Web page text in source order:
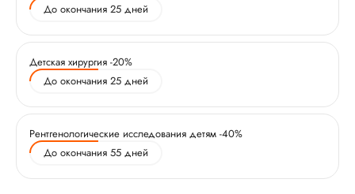
До окончания 25 дней
Детская хирургия -20%
До окончания 25 дней
Рентгенологические исследования детям -40%
До окончания 55 дней